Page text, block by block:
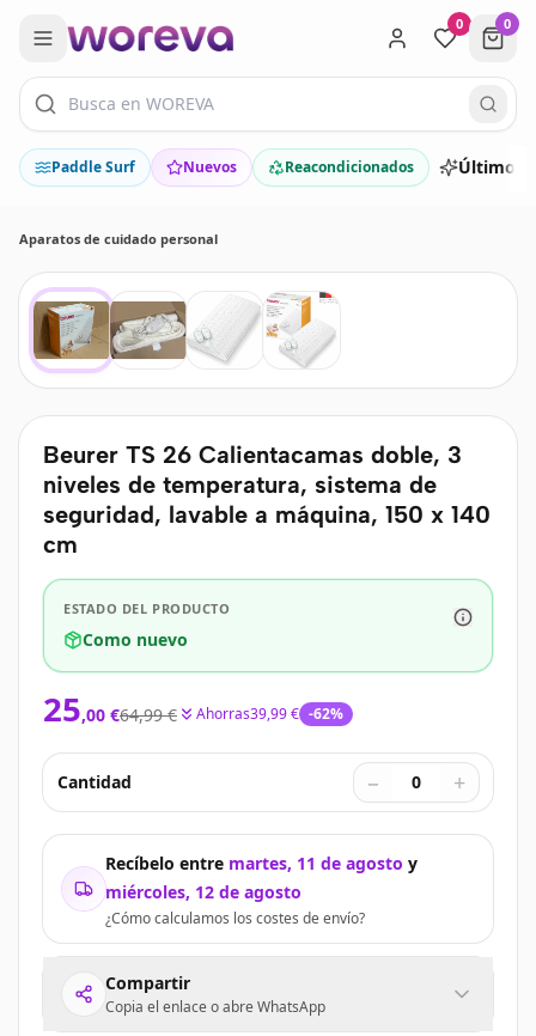
0 0
Paddle Surf Nuevos Reacondicionados Últimos
Aparatos de cuidado personal
Beurer TS 26 Calientacamas doble, 3
niveles de temperatura, sistema de
seguridad, lavable a máquina, 150 x 140
cm
ESTADO DEL PRODUCTO
Como nuevo
25,00 €64,99 € Ahorras39,99 € -62%
Cantidad − 0 +
Recíbelo entre martes, 11 de agosto y
miércoles, 12 de agosto
¿Cómo calculamos los costes de envío?
Compartir
Copia el enlace o abre WhatsApp